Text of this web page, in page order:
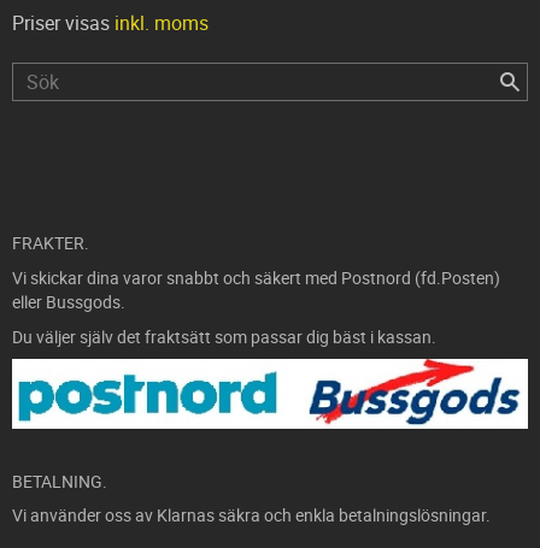
Priser visas inkl. moms
FRAKTER.
Vi skickar dina varor snabbt och säkert med Postnord (fd.Posten)
eller Bussgods.
Du väljer själv det fraktsätt som passar dig bäst i kassan.
BETALNING.
Vi använder oss av Klarnas säkra och enkla betalningslösningar.